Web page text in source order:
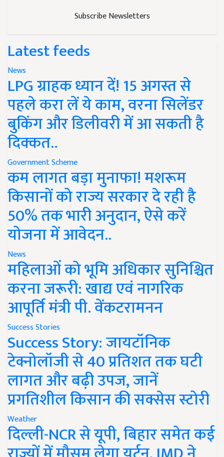
Subscribe Newsletters
Latest feeds
News
LPG ग्राहक ध्यान दें! 15 अगस्त से
पहले करा लें ये काम, वरना सिलेंडर
बुकिंग और डिलीवरी में आ सकती है
दिक्कत..
Government Scheme
कम लागत बड़ा मुनाफा! मशरूम
किसानों को राज्य सरकार दे रही है
50% तक भारी अनुदान, ऐसे करें
योजना में आवेदन..
News
महिलाओं को भूमि अधिकार सुनिश्चित
करना जरूरी: खाद्य एवं नागरिक
आपूर्ति मंत्री पी. वेंकटरामनन
Success Stories
Success Story: जायटॉनिक
टेक्नोलॉजी से 40 प्रतिशत तक घटी
लागत और बढ़ी उपज, जानें
प्रगतिशील किसान की सक्सेस स्टोरी
Weather
दिल्ली-NCR से यूपी, बिहार समेत कई